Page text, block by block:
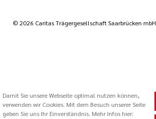
© 2026 Caritas Trägergesellschaft Saarbrücken
Damit Sie unsere Webseite optimal nutzen können,
verwenden wir Cookies. Mit dem Besuch unserer Seite
geben Sie uns Ihr Einverständnis. Mehr Infos hier: